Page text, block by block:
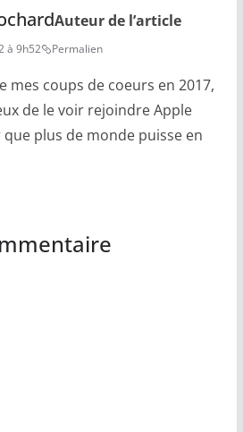
Auteur de l’article
à 9h52 Permalien
mes coups de coeurs en 2017,
de le voir rejoindre Apple
plus de monde puisse en